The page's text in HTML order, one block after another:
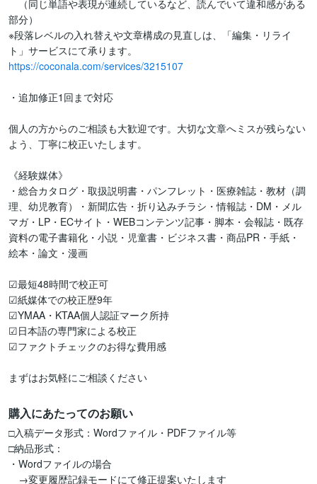
（同じ単語や表現が連続しているなど、読んでいて違和感がある
部分）
※段落レベルの入れ替えや文章構成の見直しは、「編集・リライ
https://coconala.com/services/3215107
・追加修正1回まで対応
個人の方からのご相談も大歓迎です。大切な文章へミスが残らない
よう、丁寧に校正いたします。
《経験媒体》
・総合カタログ・取扱説明書・パンフレット・医療雑誌・教材（調
理、幼児教育）・新聞広告・折り込みチラシ・情報誌・DM・メル
マガ・LP・ECサイト・WEBコンテンツ記事・脚本・会報誌・既存
資料の電子書籍化・小説・児童書・ビジネス書・商品PR・手紙・
絵本・論文・漫画
☑最短48時間で校正可
☑紙媒体での校正歴9年
☑YMAA・KTAA個人認証マーク所持
☑日本語の専門家による校正
☑ファクトチェックのお得な費用感
まずはお気軽にご相談ください
購入にあたってのお願い
□入稿データ形式：Wordファイル・PDFファイル等
□納品形式：
・Wordファイルの場合
→変更履歴記録モードにて修正提案いたします